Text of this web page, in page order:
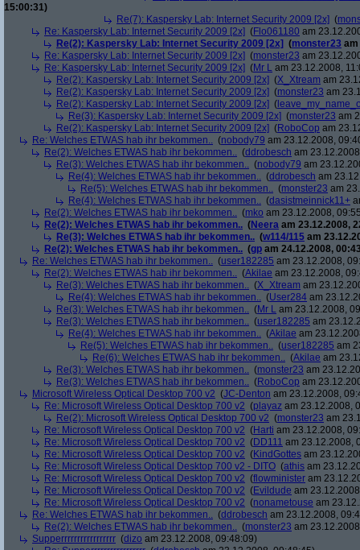
15:00:31)
Re(7): Kaspersky Lab: Internet Security 2009 [2x] (
Re: Kaspersky Lab: Internet Security 2009 [2x] (Flo061180 am
Re(2): Kaspersky Lab: Internet Security 2009 [2x] (monster23 am
Re: Kaspersky Lab: Internet Security 2009 [2x] (monster23 am
Re: Kaspersky Lab: Internet Security 2009 [2x] (Mr L am 23.12.2008,
Re(2): Kaspersky Lab: Internet Security 2009 [2x] (X_Xtream am
Re(2): Kaspersky Lab: Internet Security 2009 [2x] (monster23 am
Re(2): Kaspersky Lab: Internet Security 2009 [2x] (
Re(3): Kaspersky Lab: Internet Security 2009 [2x] (monster23 am
Re(2): Kaspersky Lab: Internet Security 2009 [2x] (RoboCop am
Re: Welches ETWAS hab ihr bekommen.. (nobody79 am 23.12.2008,
Re(2): Welches ETWAS hab ihr bekommen.. (ddrobesch am
Re(3): Welches ETWAS hab ihr bekommen.. (nobody79 am
Re(4): Welches ETWAS hab ihr bekommen.. (ddrobesch am
Re(5): Welches ETWAS hab ihr bekommen.. (monster23 am
Re(4): Welches ETWAS hab ihr bekommen.. (dasistmeinnick11+
Re(2): Welches ETWAS hab ihr bekommen.. (mko am 23.12.2008,
Re(2): Welches ETWAS hab ihr bekommen.. (Neera am 23.12.2008,
Re(3): Welches ETWAS hab ihr bekommen.. (w114/115 am
Re(2): Welches ETWAS hab ihr bekommen.. (gp am 24.12.2008,
Re: Welches ETWAS hab ihr bekommen.. (user182285 am 23.12.2008,
Re(2): Welches ETWAS hab ihr bekommen.. (Akilae am 23.12.2008,
Re(3): Welches ETWAS hab ihr bekommen.. (X_Xtream am
Re(4): Welches ETWAS hab ihr bekommen.. (User284 am
Re(3): Welches ETWAS hab ihr bekommen.. (Mr L am 23.12.2008,
Re(3): Welches ETWAS hab ihr bekommen.. (user182285 am
Re(4): Welches ETWAS hab ihr bekommen.. (Akilae am
Re(5): Welches ETWAS hab ihr bekommen.. (user182285 am
Re(6): Welches ETWAS hab ihr bekommen.. (Akilae am
Re(3): Welches ETWAS hab ihr bekommen.. (monster23 am
Re(3): Welches ETWAS hab ihr bekommen.. (RoboCop am
Microsoft Wireless Optical Desktop 700 v2 (JC-Denton am 23.12.2008,
Re: Microsoft Wireless Optical Desktop 700 v2 (playaz am 23.12.2008,
Re(2): Microsoft Wireless Optical Desktop 700 v2 (monster23 am
Re: Microsoft Wireless Optical Desktop 700 v2 (Harti am 23.12.2008,
Re: Microsoft Wireless Optical Desktop 700 v2 (DD111 am 23.12.2008,
Re: Microsoft Wireless Optical Desktop 700 v2 (KindGottes am
Re: Microsoft Wireless Optical Desktop 700 v2 - DITO (athis am
Re: Microsoft Wireless Optical Desktop 700 v2 (flowminister am
Re: Microsoft Wireless Optical Desktop 700 v2 (Evildude am
Re: Microsoft Wireless Optical Desktop 700 v2 (nonametouse am
Re: Welches ETWAS hab ihr bekommen.. (ddrobesch am 23.12.2008,
Re(2): Welches ETWAS hab ihr bekommen.. (monster23 am
Supperrrrrrrrrrrrrrrrr (dizo am 23.12.2008, 09:48:09)